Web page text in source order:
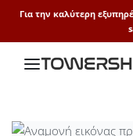
Για την καλύτερη